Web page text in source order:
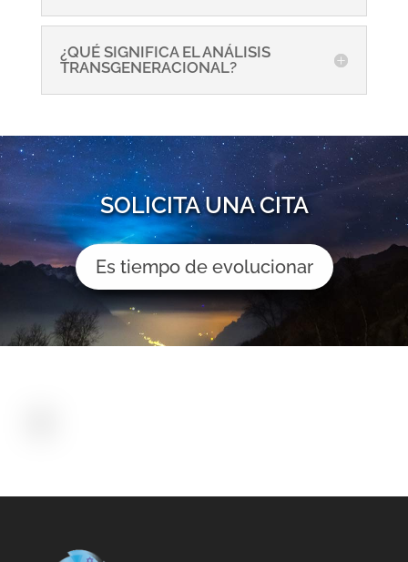
¿QUÉ SIGNIFICA EL ANÁLISIS
TRANSGENERACIONAL?
SOLICITA UNA CITA
Es tiempo de evolucionar